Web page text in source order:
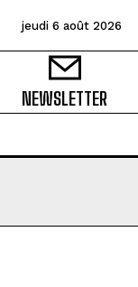
jeudi 6 août 2026
NEWSLETTER